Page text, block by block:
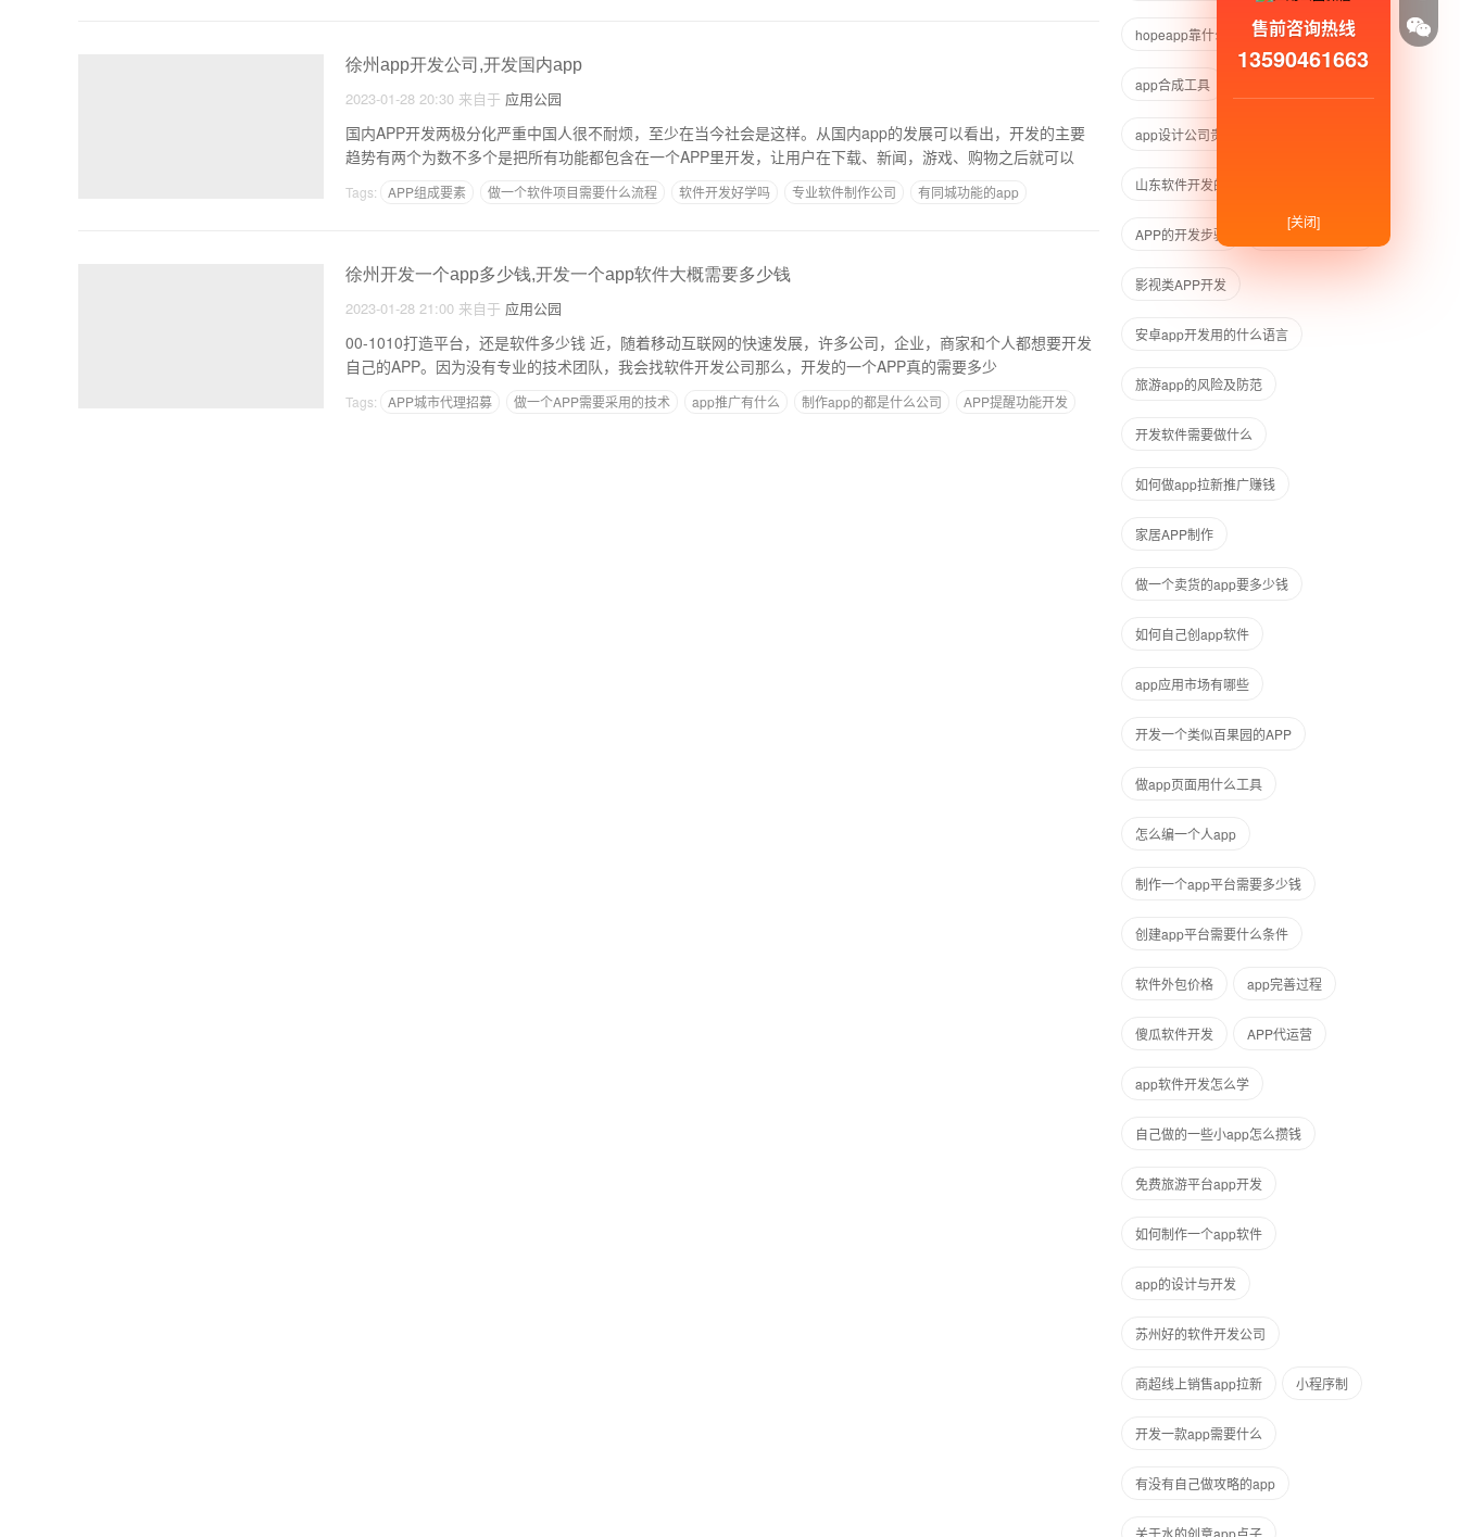
徐州app开发公司,开发国内app
2023-01-28 20:30 来自于 应用公园
国内APP开发两极分化严重中国人很不耐烦，至少在当今社会是这样。从国内app的发展可以看出，开发的主要
趋势有两个为数不多个是把所有功能都包含在一个APP里开发，让用户在下载、新闻，游戏、购物之后就可以
Tags: APP组成要素 做一个软件项目需要什么流程 软件开发好学吗 专业软件制作公司
有同城功能的app
徐州开发一个app多少钱,开发一个app软件大概需要多少钱
2023-01-28 21:00 来自于 应用公园
00-1010打造平台，还是软件多少钱 近，随着移动互联网的快速发展，许多公司，企业，商家和个人都想要开发
自己的APP。因为没有专业的技术团队，我会找软件开发公司那么，开发的一个APP真的需要多少
Tags: APP城市代理招募 做一个APP需要采用的技术 app推广有什么 制作app的都是什么公司
APP提醒功能开发
hopeapp靠什么盈利的
app合成工具
app设计公司贵阳公司
山东软件开发的公司
APP的开发步骤 卖电商app赚钱吗
影视类APP开发
安卓app开发用的什么语言
旅游app的风险及防范
开发软件需要做什么
如何做app拉新推广赚钱
家居APP制作
做一个卖货的app要多少钱
如何自己创app软件
app应用市场有哪些
开发一个类似百果园的APP
做app页面用什么工具
怎么编一个人app
制作一个app平台需要多少钱
创建app平台需要什么条件
软件外包价格 app完善过程
傻瓜软件开发 APP代运营
app软件开发怎么学
自己做的一些小app怎么攒钱
免费旅游平台app开发
如何制作一个app软件
app的设计与开发
苏州好的软件开发公司
商超线上销售app拉新 小程序制
开发一款app需要什么
有没有自己做攻略的app
关于水的创意app点子
售前咨询热线
13590461663
[关闭]